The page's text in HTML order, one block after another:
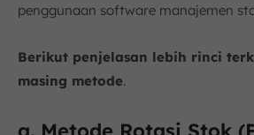
penggunaan software manajemen
Berikut penjelasan lebih rinci
masing metode.